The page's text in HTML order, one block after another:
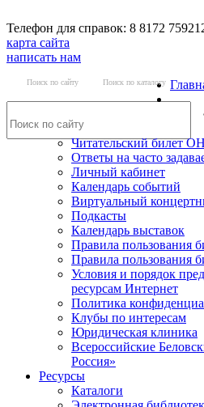
Телефон для справок: 8 8172
карта сайта
написать нам
Поиск по сайту Поиск по каталогу
Читательский билет
Ответы на часто
Личный кабинет
Календарь событий
Виртуальный
Подкасты
Календарь выставок
Правила пользования
Правила пользования
Условия и порядок
ресурсам Интернет
Политика
Клубы по интересам
Юридическая клиника
Всероссийские
Россия»
Ресурсы
Каталоги